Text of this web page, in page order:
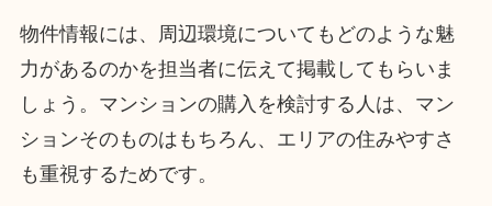
物件情報には、周辺環境についてもどのような魅
力があるのかを担当者に伝えて掲載してもらいま
しょう。マンションの購入を検討する人は、マン
ションそのものはもちろん、エリアの住みやすさ
も重視するためです。